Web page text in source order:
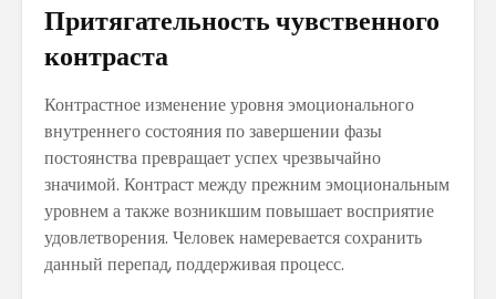
Притягательность чувственного
контраста
Контрастное изменение уровня эмоционального
внутреннего состояния по завершении фазы
постоянства превращает успех чрезвычайно
значимой. Контраст между прежним эмоциональным
уровнем а также возникшим повышает восприятие
удовлетворения. Человек намеревается сохранить
данный перепад, поддерживая процесс.